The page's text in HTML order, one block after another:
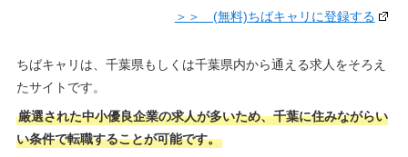
＞＞ (無料)ちばキャリに登録する
ちばキャリは、千葉県もしくは千葉県内から通える求人をそろえ
たサイトです。
厳選された中小優良企業の求人が多いため、千葉に住みながらい
い条件で転職することが可能です。